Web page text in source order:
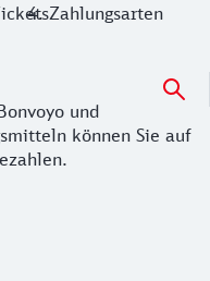
und Kreditkarte:
Zahlungsarten
und
können Sie auf